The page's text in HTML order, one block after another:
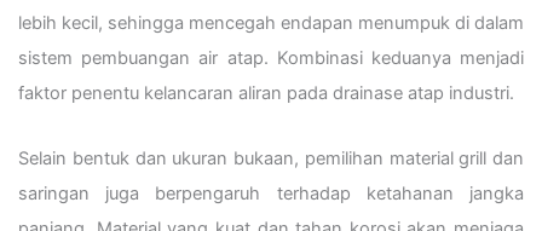
lebih kecil, sehingga mencegah endapan menumpuk di dalam
sistem pembuangan air atap. Kombinasi keduanya menjadi
faktor penentu kelancaran aliran pada drainase atap industri.
Selain bentuk dan ukuran bukaan, pemilihan material grill dan
saringan juga berpengaruh terhadap ketahanan jangka